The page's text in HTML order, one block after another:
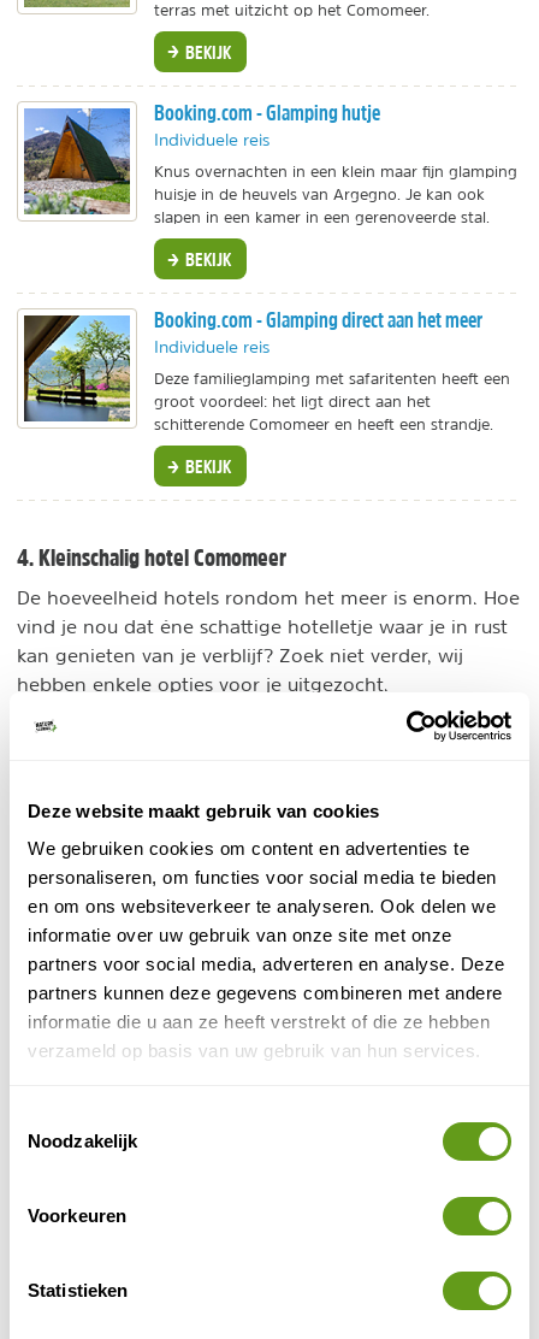
Deze website maakt gebruik van cookies
We gebruiken cookies om content en advertenties te
personaliseren, om functies voor social media te bieden
en om ons websiteverkeer te analyseren. Ook delen we
informatie over uw gebruik van onze site met onze
partners voor social media, adverteren en analyse. Deze
partners kunnen deze gegevens combineren met andere
informatie die u aan ze heeft verstrekt of die ze hebben
verzameld op basis van uw gebruik van hun services.
Noodzakelijk
Voorkeuren
Statistieken
terras met uitzicht op het Comomeer.
BEKIJK
Booking.com - Glamping hutje
Individuele reis
Knus overnachten in een klein maar fijn glamping
huisje in de heuvels van Argegno. Je kan ook
slapen in een kamer in een gerenoveerde stal.
BEKIJK
Booking.com - Glamping direct aan het meer
Individuele reis
Deze familieglamping met safaritenten heeft een
groot voordeel: het ligt direct aan het
schitterende Comomeer en heeft een strandje.
BEKIJK
4. Kleinschalig hotel Comomeer
De hoeveelheid hotels rondom het meer is enorm. Hoe
vind je nou dat éne schattige hotelletje waar je in rust
kan genieten van je verblijf? Zoek niet verder, wij
hebben enkele opties voor je uitgezocht.
Kleine hotels
Individuele reis
Historische herberg met grote tuin en zicht op
Lake Como. Het hotel heeft een restaurant.
BEKIJK
Booking.com - Hostel Como
Individuele reis
slaapplek bij Como wil gaan, is Ostello Bello een
5. Agriturismo
manier om te overnachten bij de locals, op een groene
plek nabij Como. Heerlijk rustig en in contact met de